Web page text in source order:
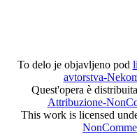
To delo je objavljeno pod
avtorstva-
Quest'opera è
Attribuzione-
This work is licensed